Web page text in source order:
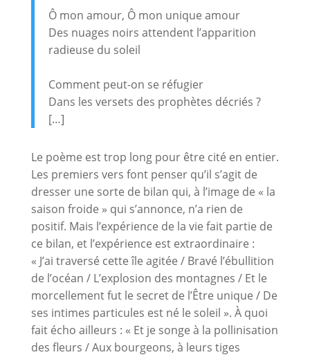
Ô mon amour, Ô mon unique amour
Des nuages noirs attendent l’apparition
radieuse du soleil
Comment peut-on se réfugier
Dans les versets des prophètes décriés ?
[…]
Le poème est trop long pour être cité en entier.
Les premiers vers font penser qu’il s’agit de
dresser une sorte de bilan qui, à l’image de « la
saison froide » qui s’annonce, n’a rien de
positif. Mais l’expérience de la vie fait partie de
ce bilan, et l’expérience est extraordinaire :
« J’ai traversé cette île agitée / Bravé l’ébullition
de l’océan / L’explosion des montagnes / Et le
morcellement fut le secret de l’Être unique / De
ses intimes particules est né le soleil ». À quoi
fait écho ailleurs : « Et je songe à la pollinisation
des fleurs / Aux bourgeons, à leurs tiges